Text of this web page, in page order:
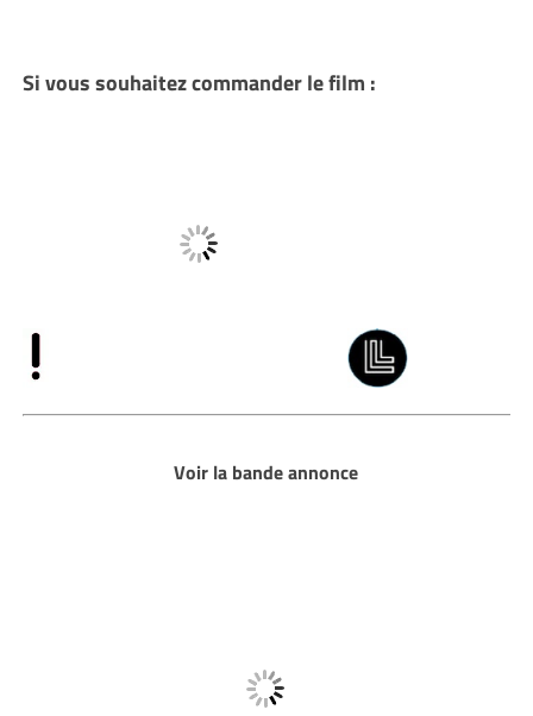
Si vous souhaitez commander le film :
Voir la bande annonce